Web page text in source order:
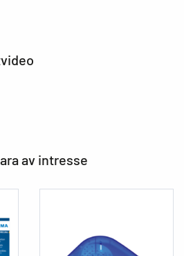
av intresse